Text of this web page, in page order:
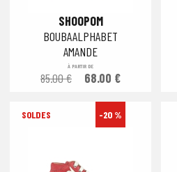
SHOOPOM
BOUBAALPHABET
AMANDE
À PARTIR DE
85.00 € 68.00 €
-20 %